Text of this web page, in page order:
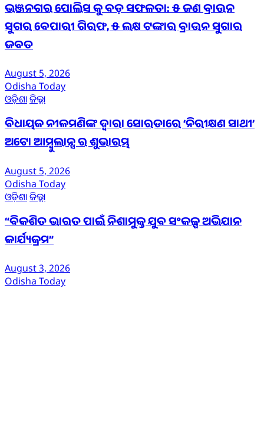
ଭଞ୍ଜନଗର ପୋଲିସ କୁ ବଡ଼ ସଫଳତା: ୫ ଜଣ ବ୍ରାଉନ
ସୁଗର ବେପାରୀ ଗିରଫ, ୫ ଲକ୍ଷ ଟଙ୍କାର ବ୍ରାଉନ ସୁଗାର
ଜବତ
August 5, 2026
Odisha Today
ଓଡ଼ିଶାଜିଲ୍ଲା
ବିଧାୟକ ନୀଳମଣିଙ୍କ ଦ୍ବାରା ସୋରଡାରେ ‘ନିରୀକ୍ଷଣ ସାଥୀ’
ଅଟୋ ଆମ୍ବୁଲାନ୍ସ ର ଶୁଭାରମ୍ଭ
August 5, 2026
Odisha Today
ଓଡ଼ିଶାଜିଲ୍ଲା
“ବିକଶିତ ଭାରତ ପାଇଁ ନିଶାମୁକ୍ତ ଯୁବ ସଂକଳ୍ପ ଅଭିଯାନ
କାର୍ଯ୍ୟକ୍ରମ”
August 3, 2026
Odisha Today